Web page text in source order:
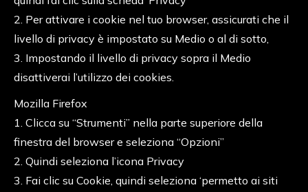
2. Per attivare i cookie nel tuo browser, assicurati che il
livello di privacy è impostato su Medio o al di sotto,
3. Impostando il livello di privacy sopra il Medio
disattiverai l’utilizzo dei cookies.
Mozilla Firefox
1. Clicca su “Strumenti” nella parte superiore della
finestra del browser e seleziona “Opzioni”
2. Quindi seleziona l’icona Privacy
3. Fai clic su Cookie, quindi seleziona ‘permetto ai siti